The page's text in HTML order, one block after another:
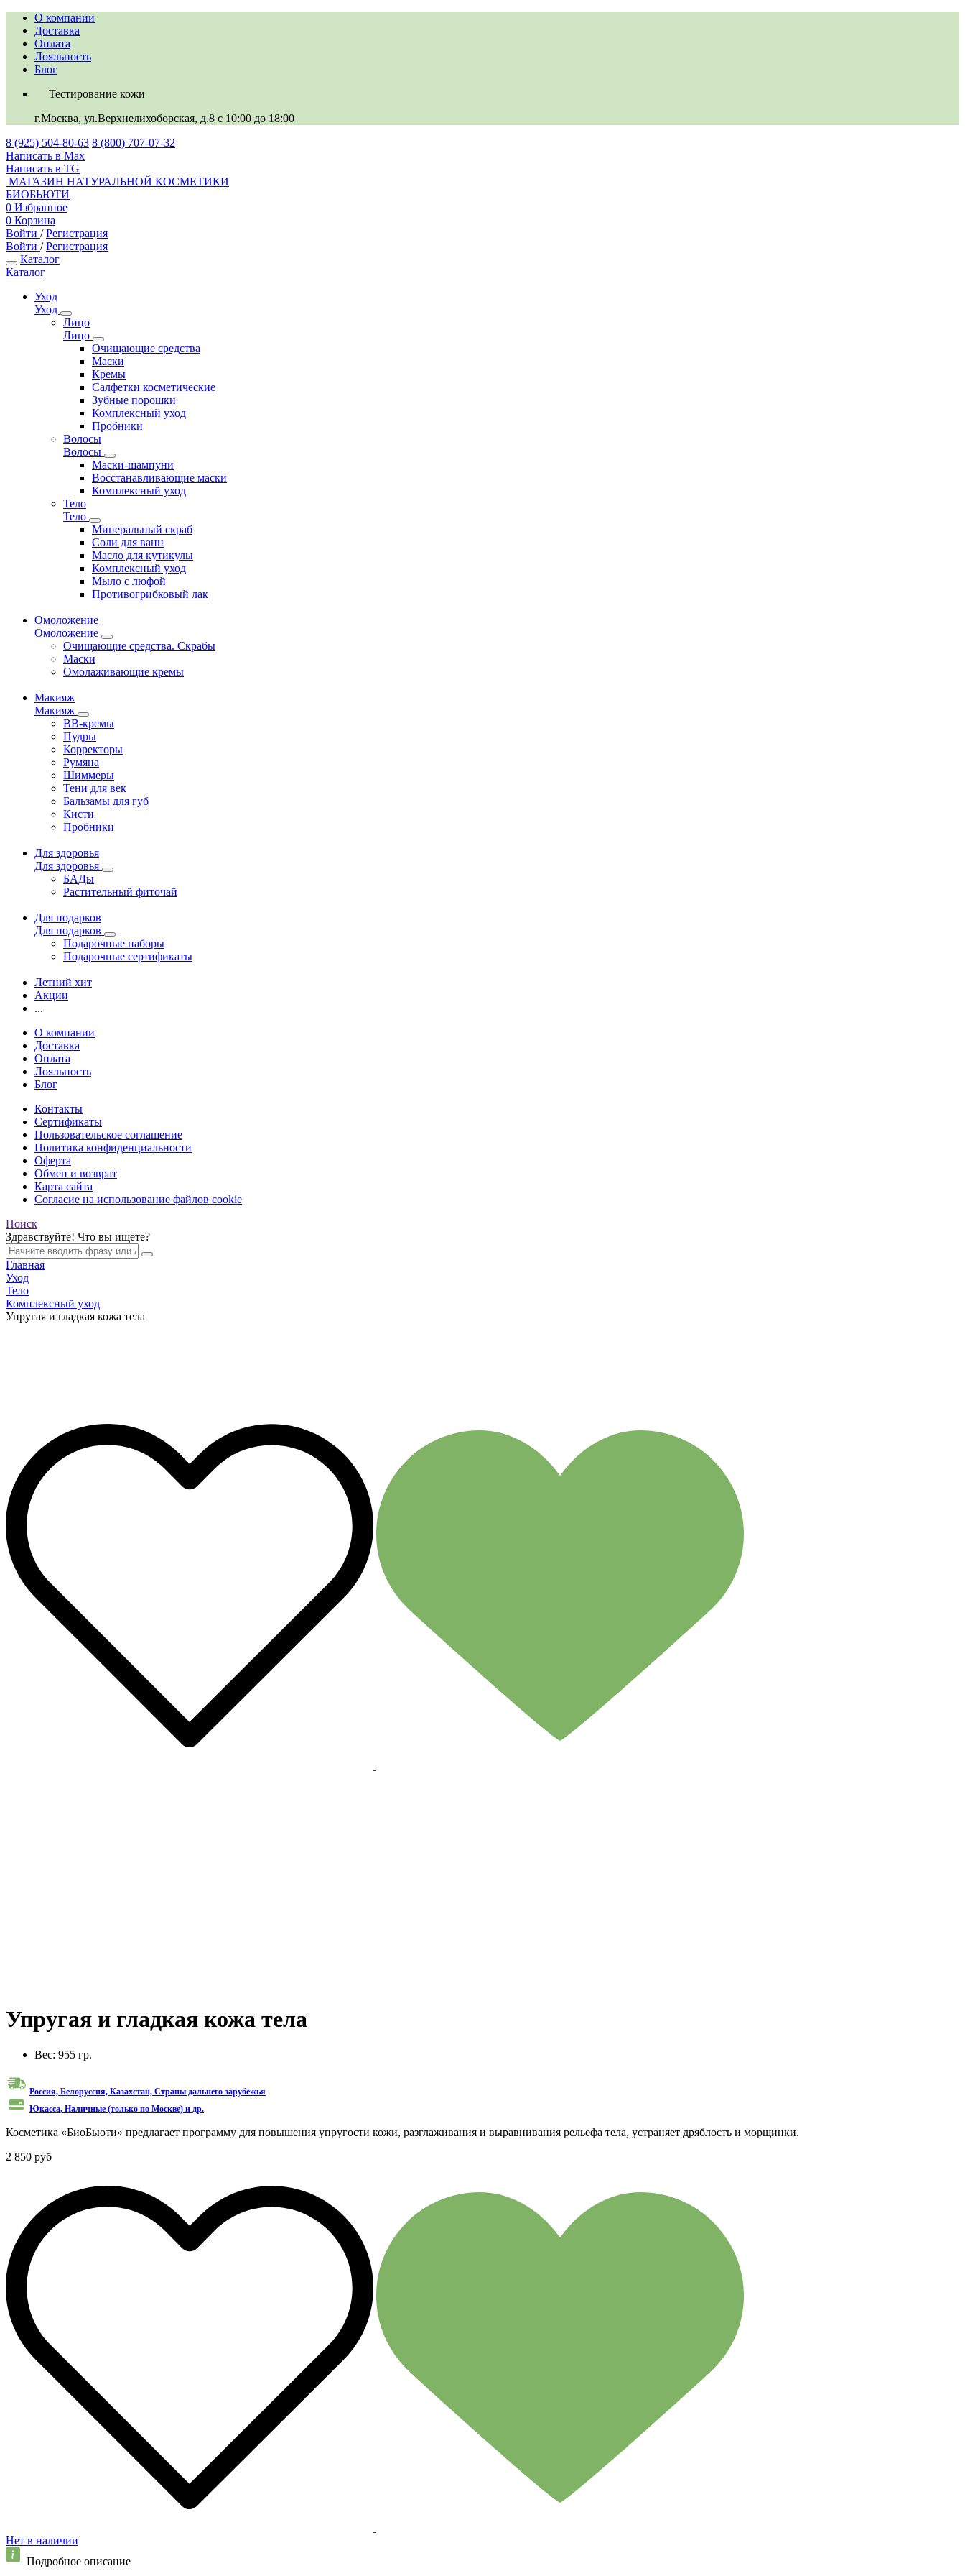
О компании
Доставка
Оплата
Лояльность
Блог
Тестирование кожи
г.Москва, ул.Верхнелихоборская, д.8 c 10:00 до 18:00
8 (925) 504-80-63 8 (800) 707-07-32
Написать в Max
Написать в TG
МАГАЗИН НАТУРАЛЬНОЙ КОСМЕТИКИ
БИОБЬЮТИ
0 Избранное
0 Корзина
Войти / Регистрация
Войти / Регистрация
Каталог
Каталог
Уход
Уход
Лицо
Лицо
Очищающие средства
Маски
Кремы
Салфетки косметические
Зубные порошки
Комплексный уход
Пробники
Волосы
Волосы
Маски-шампуни
Восстанавливающие маски
Комплексный уход
Тело
Тело
Минеральный скраб
Соли для ванн
Масло для кутикулы
Комплексный уход
Мыло с люфой
Противогрибковый лак
Омоложение
Омоложение
Очищающие средства. Скрабы
Маски
Омолаживающие кремы
Макияж
Макияж
ВВ-кремы
Пудры
Корректоры
Румяна
Шиммеры
Тени для век
Бальзамы для губ
Кисти
Пробники
Для здоровья
Для здоровья
БАДы
Растительный фиточай
Для подарков
Для подарков
Подарочные наборы
Подарочные сертификаты
Летний хит
Акции
...
О компании
Доставка
Оплата
Лояльность
Блог
Контакты
Сертификаты
Пользовательское соглашение
Политика конфиденциальности
Оферта
Обмен и возврат
Карта сайта
Согласие на использование файлов cookie
Поиск
Здравствуйте! Что вы ищете?
Главная
Уход
Тело
Комплексный уход
Упругая и гладкая кожа тела
Упругая и гладкая кожа тела
Вес: 955 гр.
Россия, Белоруссия, Казахстан, Cтраны дальнего зарубежья
Юкасса, Наличные (только по Москве) и др.
Косметика «БиоБьюти» предлагает программу для повышения упругости кожи, разглаживания и выравнивания рельефа тела, устраняет дряблость и морщинки.
2 850 руб
Нет в наличии
Подробное описание